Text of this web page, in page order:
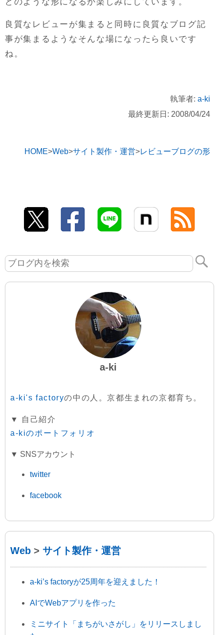
良質なレビューが集まると同時に良質なブログ記
事が集まるようなそんな場になったら良いです
ね。
執筆者: a-ki
最終更新日: 2008/04/24
HOME Web サイト製作・運営 レビューブログの形
a-ki
a-ki's factoryの中の人。京都生まれの京都育ち。
▼ 自己紹介
a-kiのポートフォリオ
▼ SNSアカウント
twitter
facebook
Web > サイト製作・運営
a-ki’s factoryが25周年を迎えました！
AIでWebアプリを作った
ミニサイト「まちがいさがし」をリリースしまし